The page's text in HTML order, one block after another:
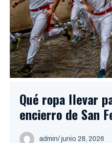
Qué ropa llevar
encierro de San
admin/ junio 28, 2026